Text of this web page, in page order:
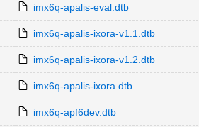
imx6q-apalis-eval.dtb
imx6q-apalis-ixora-v1.1.dtb
imx6q-apalis-ixora-v1.2.dtb
imx6q-apalis-ixora.dtb
imx6q-apf6dev.dtb